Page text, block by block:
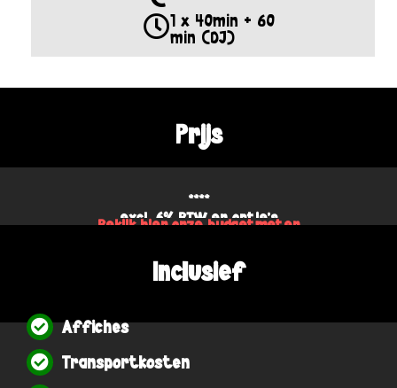
1 x 40min + 60
min (DJ)
Prijs
****
excl. 6% BTW en optie's
Bekijk hier onze budgetmeter
Inclusief
Affiches
Transportkosten